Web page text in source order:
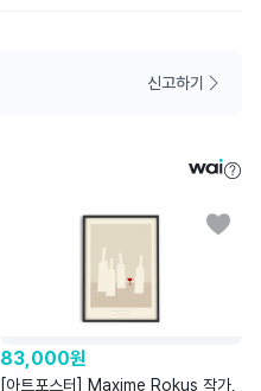
신고하기
83,000원
[아트포스터] Maxime Rokus 작가,